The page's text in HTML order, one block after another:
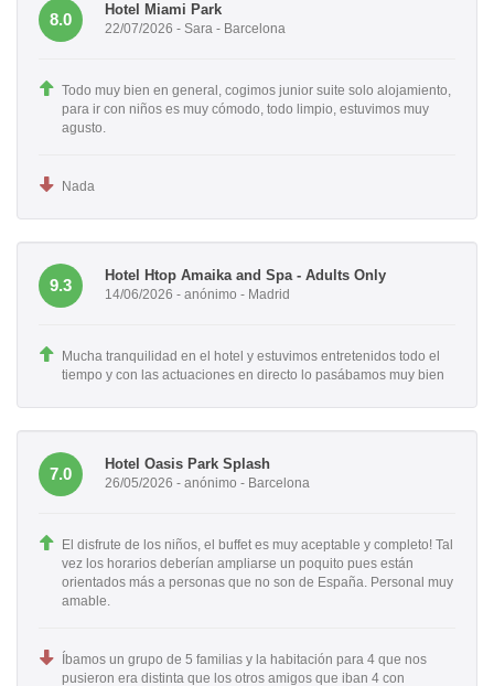
8.0
Hotel Miami Park
22/07/2026 - Sara - Barcelona
Todo muy bien en general, cogimos junior suite solo alojamiento,
para ir con niños es muy cómodo, todo limpio, estuvimos muy
agusto.
Nada
9.3
Hotel Htop Amaika and Spa - Adults Only
14/06/2026 - anónimo - Madrid
Mucha tranquilidad en el hotel y estuvimos entretenidos todo el
tiempo y con las actuaciones en directo lo pasábamos muy bien
7.0
Hotel Oasis Park Splash
26/05/2026 - anónimo - Barcelona
El disfrute de los niños, el buffet es muy aceptable y completo! Tal
vez los horarios deberían ampliarse un poquito pues están
orientados más a personas que no son de España. Personal muy
amable.
Íbamos un grupo de 5 familias y la habitación para 4 que nos
pusieron era distinta que los otros amigos que iban 4 con